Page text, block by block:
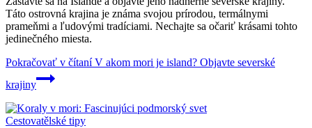
Táto ostrovná krajina je známa svojou prírodou, termálnymi
prameňmi a ľudovými tradíciami. Nechajte sa očariť krásami tohto
jedinečného miesta.
Pokračovať v čítaníV akom mori je island? Objavte severské
krajiny
Cestovatělské tipy